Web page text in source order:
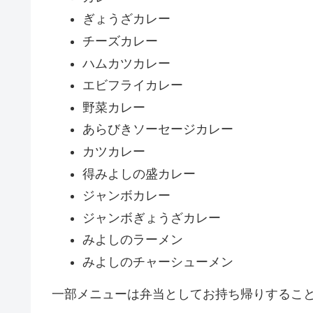
ぎょうざカレー
チーズカレー
ハムカツカレー
エビフライカレー
野菜カレー
あらびきソーセージカレー
カツカレー
得みよしの盛カレー
ジャンボカレー
ジャンボぎょうざカレー
みよしのラーメン
みよしのチャーシューメン
一部メニューは弁当としてお持ち帰りするこ